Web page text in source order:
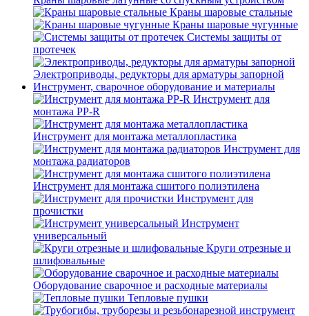
Краны шаровые стальные
Краны шаровые чугунные
Системы защиты от
протечек
Электроприводы, редукторы для арматуры запорной
Инструмент, сварочное оборудование и материалы
Инструмент для
монтажа PP-R
Инструмент для монтажа металлопластика
Инструмент для
монтажа радиаторов
Инструмент для монтажа сшитого полиэтилена
Инструмент для
прочистки
Инструмент
универсальный
Круги отрезные и
шлифовальные
Оборудование сварочное и расходные материалы
Тепловые пушки